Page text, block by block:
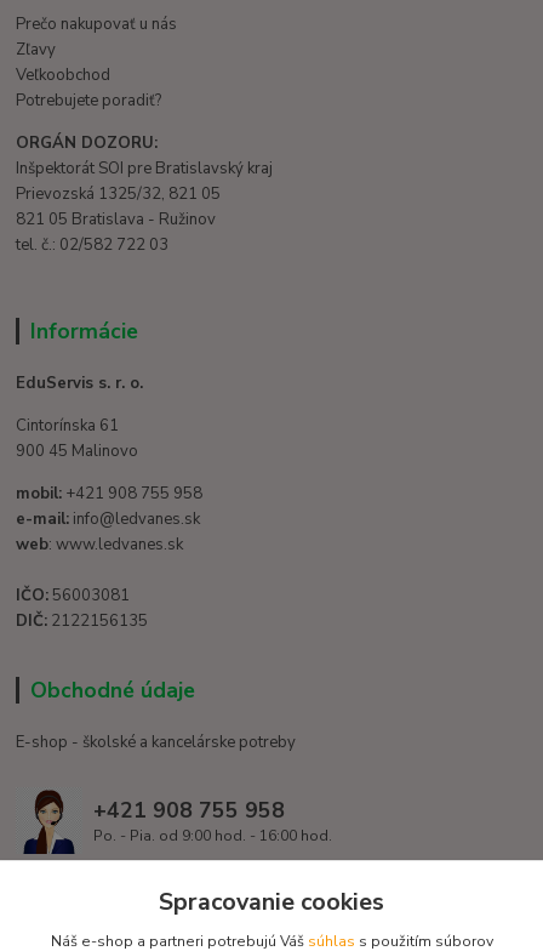
Prečo nakupovať u nás
Zľavy
Veľkoobchod
Potrebujete poradiť?
ORGÁN DOZORU:
Inšpektorát SOI pre Bratislavský kraj
Prievozská 1325/32, 821 05
821 05 Bratislava - Ružinov
tel. č.: 02/582 722 03
Informácie
EduServis s. r. o.
Cintorínska 61
900 45 Malinovo
mobil: +421 908 755 958
e-mail: info@ledvanes.sk
web: www.ledvanes.sk
IČO: 56003081
DIČ: 2122156135
Obchodné údaje
E-shop - školské a kancelárske potreby
+421 908 755 958
Po. - Pia. od 9:00 hod. - 16:00 hod.
info@ledvanes.skSpracovanie cookies
Náš e-shop a partneri potrebujú Váš súhlas s použitím súborov